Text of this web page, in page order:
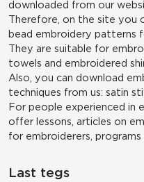
downloaded from our
Therefore, on the site you
bead embroidery patterns
They are suitable for
towels and embroidered
Also, you can download
techniques from us: satin
For people experienced in
offer lessons, articles on
for embroiderers,
Last tegs